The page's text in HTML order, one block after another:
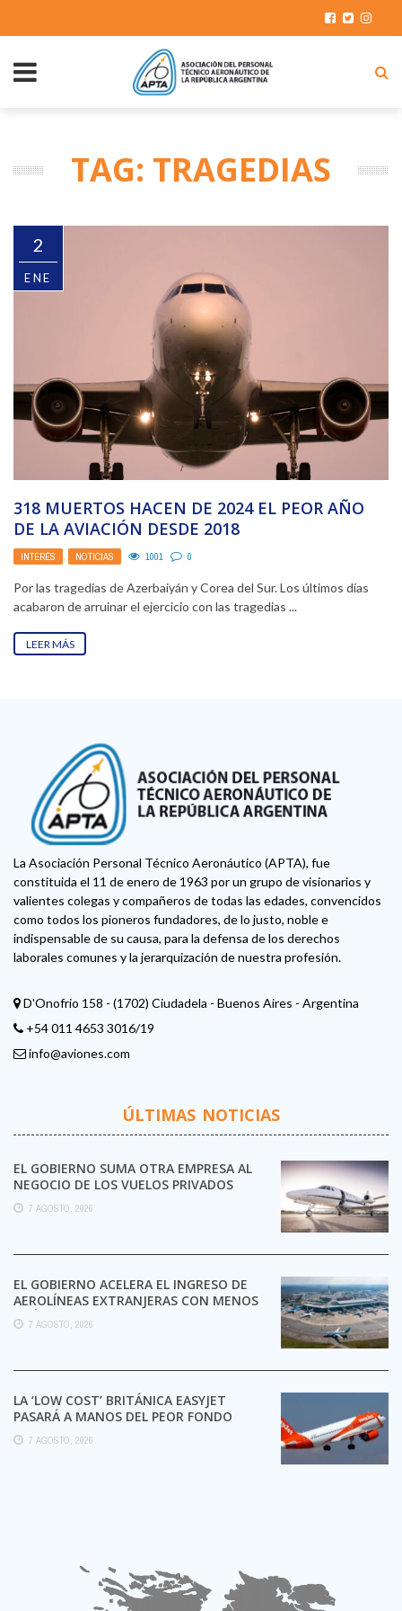
TAG: TRAGEDIAS
2
ENE
318 MUERTOS HACEN DE 2024 EL PEOR AÑO
DE LA AVIACIÓN DESDE 2018
INTERÉS , NOTICIAS 1001 0
Por las tragedias de Azerbaiyán y Corea del Sur. Los últimos días
acabaron de arruinar el ejercicio con las tragedias ...
LEER MÁS
La Asociación Personal Técnico Aeronáutico (APTA), fue
constituida el 11 de enero de 1963 por un grupo de visionarios y
valientes colegas y compañeros de todas las edades, convencidos
como todos los pioneros fundadores, de lo justo, noble e
indispensable de su causa, para la defensa de los derechos
laborales comunes y la jerarquización de nuestra profesión.
D'Onofrio 158 - (1702) Ciudadela - Buenos Aires - Argentina
+54 011 4653 3016/19
info@aviones.com
ÚLTIMAS NOTICIAS
EL GOBIERNO SUMA OTRA EMPRESA AL
NEGOCIO DE LOS VUELOS PRIVADOS
7 AGOSTO, 2026
EL GOBIERNO ACELERA EL INGRESO DE
AEROLÍNEAS EXTRANJERAS CON MENOS
TRÁMITES
7 AGOSTO, 2026
LA ‘LOW COST’ BRITÁNICA EASYJET
PASARÁ A MANOS DEL PEOR FONDO
POSIBLE:
7 AGOSTO, 2026